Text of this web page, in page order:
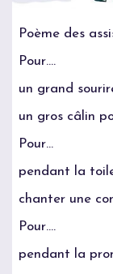
Poème des
Pour….
un grand
un gros câlin
Pour…
pendant la
chanter une
Pour….
pendant la